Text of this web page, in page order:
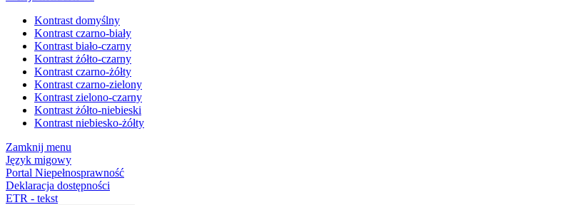
Kontrast domyślny
Kontrast czarno-biały
Kontrast biało-czarny
Kontrast żółto-czarny
Kontrast czarno-żółty
Kontrast czarno-zielony
Kontrast zielono-czarny
Kontrast żółto-niebieski
Kontrast niebiesko-żółty
Zamknij menu
Język migowy
Portal Niepełnosprawność
Deklaracja dostępności
ETR - tekst